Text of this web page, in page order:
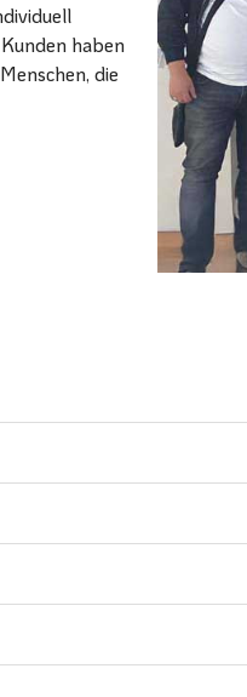
haben
die